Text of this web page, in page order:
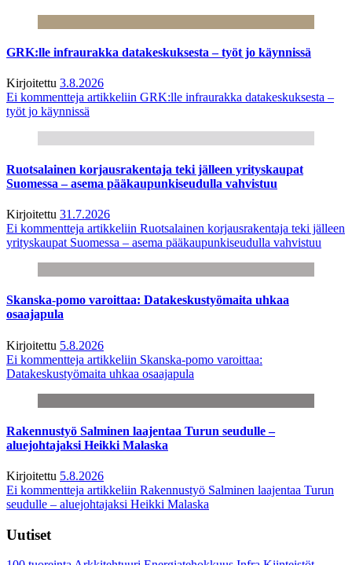
GRK:lle infraurakka datakeskuksesta – työt jo käynnissä
Kirjoitettu 3.8.2026
Ei kommentteja artikkeliin GRK:lle infraurakka datakeskuksesta –
työt jo käynnissä
Ruotsalainen korjausrakentaja teki jälleen yrityskaupat
Suomessa – asema pääkaupunkiseudulla vahvistuu
Kirjoitettu 31.7.2026
Ei kommentteja artikkeliin Ruotsalainen korjausrakentaja teki jälleen
yrityskaupat Suomessa – asema pääkaupunkiseudulla vahvistuu
Skanska-pomo varoittaa: Datakeskustyömaita uhkaa
osaajapula
Kirjoitettu 5.8.2026
Ei kommentteja artikkeliin Skanska-pomo varoittaa:
Datakeskustyömaita uhkaa osaajapula
Rakennustyö Salminen laajentaa Turun seudulle –
aluejohtajaksi Heikki Malaska
Kirjoitettu 5.8.2026
Ei kommentteja artikkeliin Rakennustyö Salminen laajentaa Turun
seudulle – aluejohtajaksi Heikki Malaska
Uutiset